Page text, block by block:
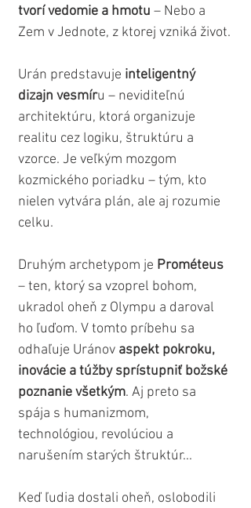
tvorí vedomie a hmotu – Nebo a
Zem v Jednote, z ktorej vzniká život.
Urán predstavuje inteligentný
dizajn vesmíru – neviditeľnú
architektúru, ktorá organizuje
realitu cez logiku, štruktúru a
vzorce. Je veľkým mozgom
kozmického poriadku – tým, kto
nielen vytvára plán, ale aj rozumie
celku.
Druhým archetypom je Prométeus
– ten, ktorý sa vzoprel bohom,
ukradol oheň z Olympu a daroval
ho ľuďom. V tomto príbehu sa
odhaľuje Uránov aspekt pokroku,
inovácie a túžby sprístupniť božské
poznanie všetkým. Aj preto sa
spája s humanizmom,
technológiou, revolúciou a
narušením starých štruktúr...
Keď ľudia dostali oheň, oslobodili